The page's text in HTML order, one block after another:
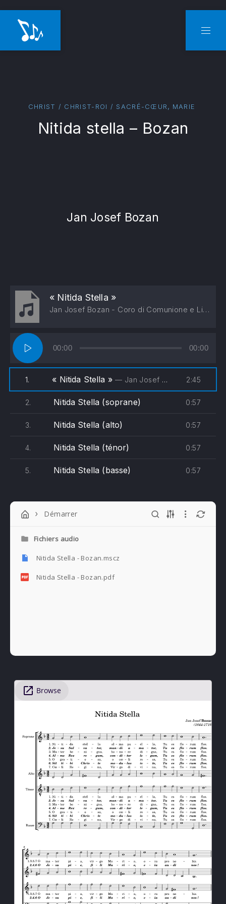
CHRIST / CHRIST-ROI / SACRÉ-CŒUR, MARIE
Nitida stella – Bozan
Jan Josef Bozan
« Nitida Stella »
Jan Josef Bozan - Coro di Comunione e Liberazione, Pippo Molino
Lecteur
audio
00:00 00:00
1. « Nitida Stella »— Jan Josef Bozan - Coro di Comunione e Liberazione, Pippo Molino 2:45
2. Nitida Stella (soprane) 0:57
3. Nitida Stella (alto) 0:57
4. Nitida Stella (ténor) 0:57
5. Nitida Stella (basse) 0:57
Démarrer
Fichiers audio
Nitida Stella - Bozan.mscz
Nitida Stella - Bozan.pdf